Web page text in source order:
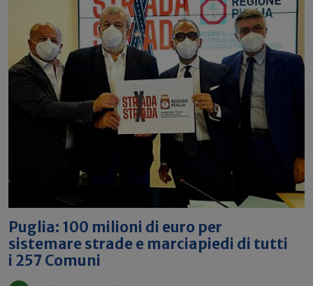
Puglia: 100 milioni di euro per
sistemare strade e marciapiedi di tutti
i 257 Comuni